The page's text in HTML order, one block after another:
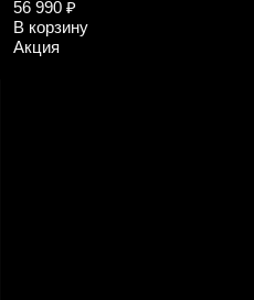
56 990 ₽
В корзину
Акция